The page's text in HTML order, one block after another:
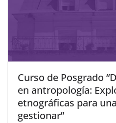
Curso de Posgrado
en antropología:
etnográficas para
gestionar”